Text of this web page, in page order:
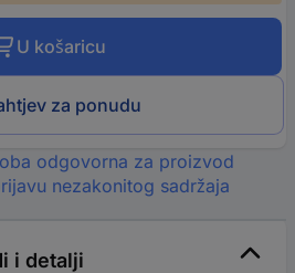
U košaricu
za ponudu
odgovorna za proizvod
nezakonitog sadržaja
i detalji